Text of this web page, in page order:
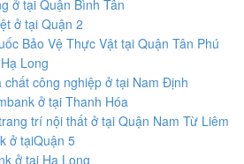
ở tại Quận Bình Tân
ở tại Quận 2
Bảo Vệ Thực Vật tại Quận Tân Phú
Long
công nghiệp ở tại Nam Định
ở tại Thanh Hóa
trí nội thất ở tại Quận Nam Từ Liêm
ở tạiQuận 5
ở tại Hạ Long